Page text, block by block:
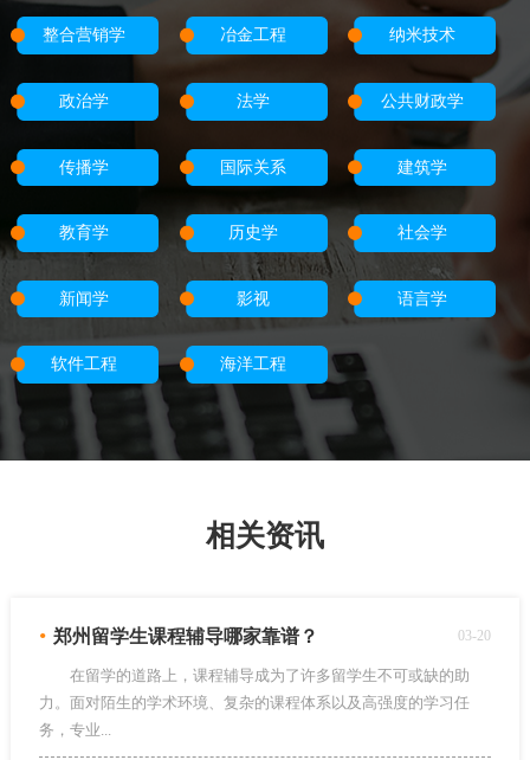
整合营销学 冶金工程 纳米技术
政治学 法学 公共财政学
传播学 国际关系 建筑学
教育学 历史学 社会学
新闻学 影视 语言学
软件工程 海洋工程
相关资讯
• 郑州留学生课程辅导哪家靠谱？ 03-20
在留学的道路上，课程辅导成为了许多留学生不可或缺的助
力。面对陌生的学术环境、复杂的课程体系以及高强度的学习任
务，专业...